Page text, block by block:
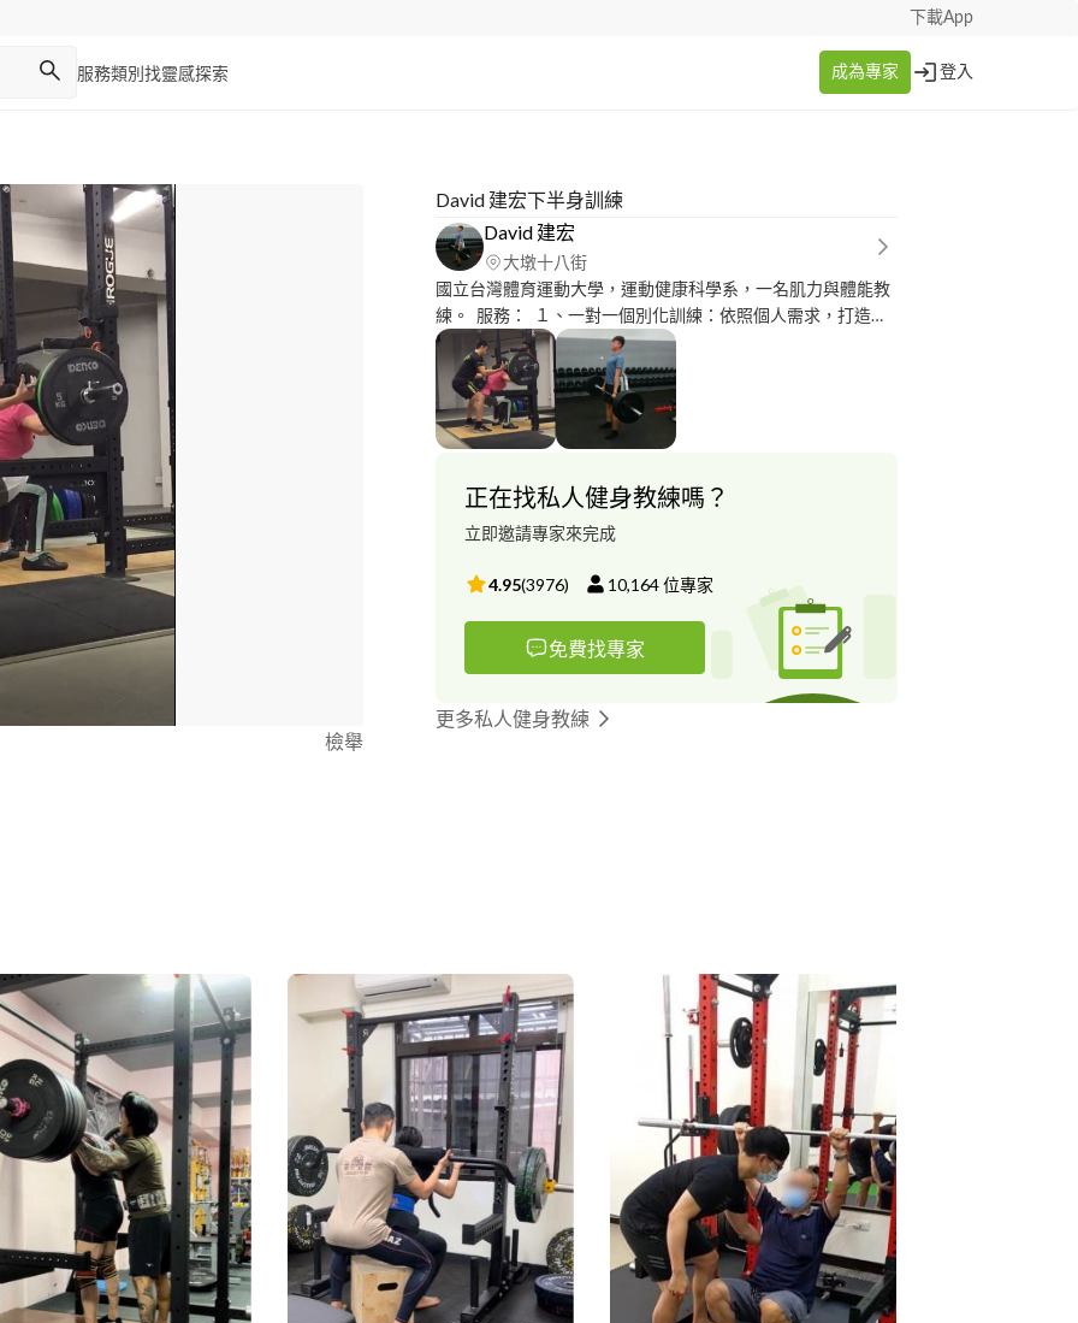
下載App
服務類別 找靈感探索 成為專家 登入
檢舉
David 建宏下半身訓練
David 建宏
大墩十八街
國立台灣體育運動大學，運動健康科學系，一名肌力與體能教
練。 服務： １、一對一個別化訓練：依照個人需求，打造專
屬您的課表，對症下藥的解決問題。 ２、運動員專項肌力與體
能訓練：利用肌力與體能訓練，為您量身打造週期化訓練，進
而提升運動表現。 ３、終身訓練課：提供給有心想開始訓練，
卻無從想法的您，陪伴您一步一步走過訓練。 經歷
〈Experiences〉 1、國立臺灣體育運動大學〈National
Exercise and Health Sciences〉 2、ISSA蓬勃運動科學 Intern
3、歐卡爾ALLCARE 團體課教練（Group Exercise Instructor
personl trainer 5、 鹿峰棒球隊教練 Lu Feng Elementary
School- the instructor of baseball 相關證照 〈Conferences
〉 1、2017 肌力與體能訓練丙級肌力與體能教練 2、2017 臺
灣專業防護協會-丙級防護員 3、2017 Emergency Medical
TechnicianI 初級救護技術員 4、2017 ISSA Sport&Science
Level II 蓬勃運科學院進階運科訓練課程 5、2016 Sports &
Strength and Conditioning 怪獸訓練之格鬥肌力與體能訓練研
習
正在找私人健身教練嗎？
立即邀請專家來完成
4.95(3976) 10,164位專家
免費找專家
更多私人健身教練